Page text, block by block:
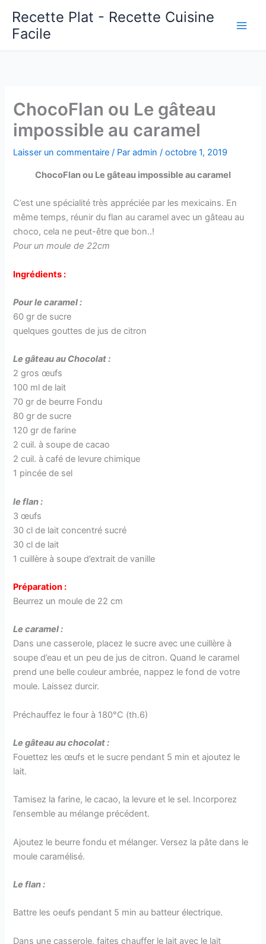
contenu
Recette Plat - Recette Cuisine
Facile
ChocoFlan ou Le gâteau
impossible au caramel
Laisser un commentaire / Paradmin/octobre 1, 2019
ChocoFlan ou Le gâteau impossible au caramel
C’est une spécialité très appréciée par les mexicains. En
même temps, réunir du flan au caramel avec un gâteau au
choco, cela ne peut-être que bon..!
Pour un moule de 22cm
Ingrédients :
Pour le caramel :
60 gr de sucre
quelques gouttes de jus de citron
Le gâteau au Chocolat :
2 gros œufs
100 ml de lait
70 gr de beurre Fondu
80 gr de sucre
120 gr de farine
2 cuil. à soupe de cacao
2 cuil. à café de levure chimique
1 pincée de sel
le flan :
3 œufs
30 cl de lait concentré sucré
30 cl de lait
1 cuillère à soupe d’extrait de vanille
Préparation :
Beurrez un moule de 22 cm
Le caramel :
Dans une casserole, placez le sucre avec une cuillère à
soupe d’eau et un peu de jus de citron. Quand le caramel
prend une belle couleur ambrée, nappez le fond de votre
moule. Laissez durcir.
Préchauffez le four à 180°C (th.6)
Le gâteau au chocolat :
Fouettez les œufs et le sucre pendant 5 min et ajoutez le
lait.
Tamisez la farine, le cacao, la levure et le sel. Incorporez
l’ensemble au mélange précédent.
Ajoutez le beurre fondu et mélanger. Versez la pâte dans le
moule caramélisé.
Le flan :
Battre les oeufs pendant 5 min au batteur électrique.
Dans une casserole, faites chauffer le lait avec le lait